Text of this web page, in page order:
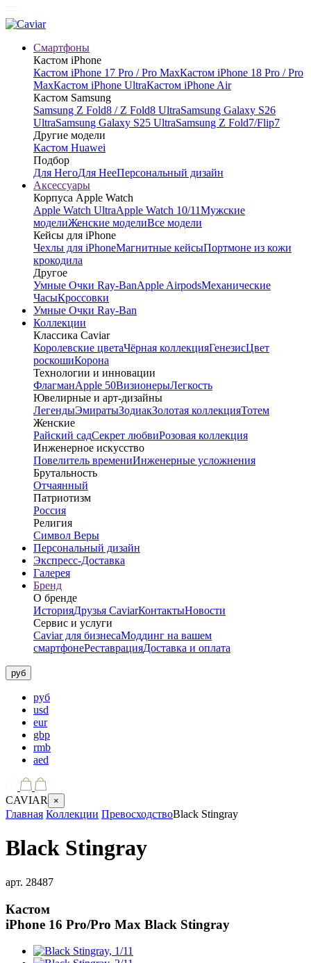
Смартфоны
Кастом iPhone
Кастом iPhone 17 Pro / Pro MaxКастом iPhone 18 Pro / Pro
MaxКастом iPhone UltraКастом iPhone Air
Кастом Samsung
Samsung Z Fold8 / Z Fold8 UltraSamsung Galaxy S26
UltraSamsung Galaxy S25 UltraSamsung Z Fold7/Flip7
Другие модели
Кастом Huawei
Подбор
Для НегоДля НееПерсональный дизайн
Аксессуары
Корпуса Apple Watch
Apple Watch UltraApple Watch 10/11Мужские
моделиЖенские моделиВсе модели
Кейсы для iPhone
Чехлы для iPhoneМагнитные кейсыПортмоне из кожи
крокодила
Другое
Умные Очки Ray-BanApple AirpodsМеханические
ЧасыКроссовки
Умные Очки Ray-Ban
Коллекции
Классика Caviar
Королевские цветаЧёрная коллекцияГенезисЦвет
роскошиКорона
Технологии и инновации
ФлагманApple 50ВизионерыЛегкость
Ювелирные и арт-дизайны
ЛегендыЭмиратыЗодиакЗолотая коллекцияТотем
Женские
Райский садСекрет любвиРозовая коллекция
Инженерное искусство
Повелитель времениИнженерные усложнения
Брутальность
Отчаянный
Патриотизм
Россия
Религия
Символ Веры
Персональный дизайн
Экспресс-Доставка
Галерея
Бренд
О бренде
ИсторияДрузья CaviarКонтактыНовости
Сервис и услуги
Caviar для бизнесаМоддинг на вашем
смартфонеРеставрацияДоставка и оплата
руб
руб
usd
eur
gbp
rmb
aed
CAVIAR ×
Главная Коллекции ПревосходствоBlack Stingray
Black Stingray
арт. 28487
Кастом
iPhone 16 Pro/Pro Max Black Stingray